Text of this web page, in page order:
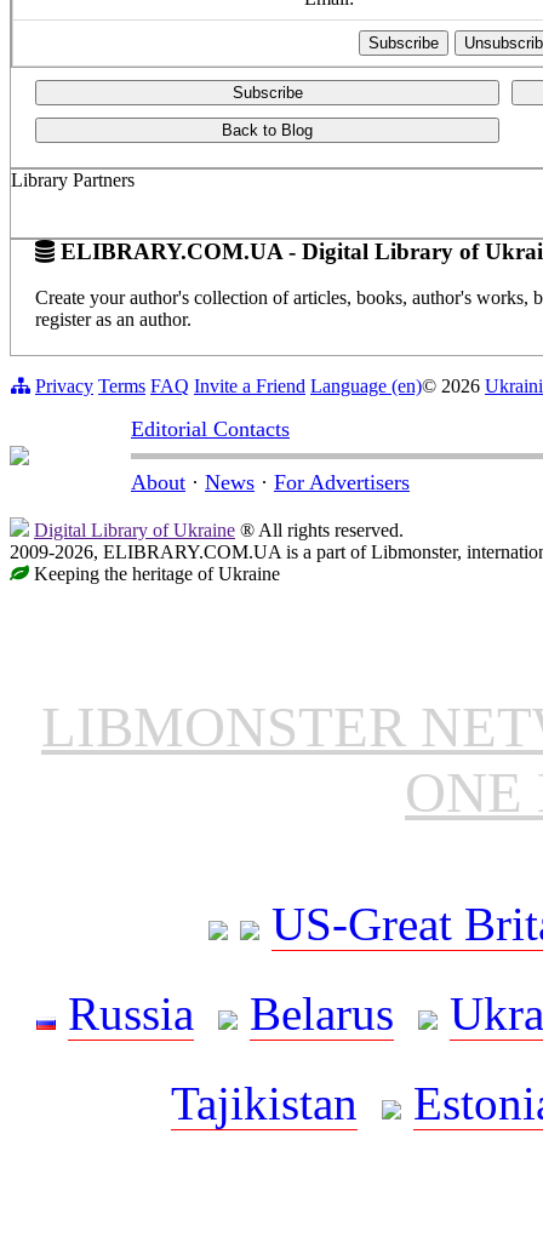
Subscribe
Back to Blog
Library Partners
ELIBRARY.COM.UA - Digital Library of
Create your author's collection of articles, books, author's
register as an author.
Privacy Terms FAQ Invite a Friend Language (en)© 2026
Editorial Contacts
About · News · For Advertisers
Digital Library of Ukraine ® All rights reserved.
2009-2026, ELIBRARY.COM.UA is a part of Libmonster,
Keeping the heritage of Ukraine
LIBMONSTER
ONE
US-Great
Russia
Belarus
Tajikistan